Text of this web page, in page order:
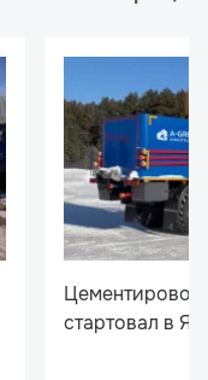
стартовал в